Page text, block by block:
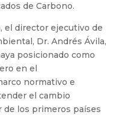
de Carbono.
el director ejecutivo de
Dr. Andrés Ávila,
posicionado como
en el
normativo e
el cambio
de los primeros países